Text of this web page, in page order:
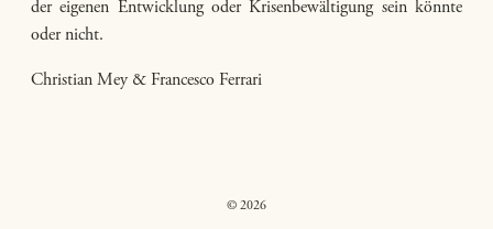
der eigenen Entwicklung oder Krisenbewältigung sein könnte
oder nicht.
Christian Mey & Francesco Ferrari
© 2026